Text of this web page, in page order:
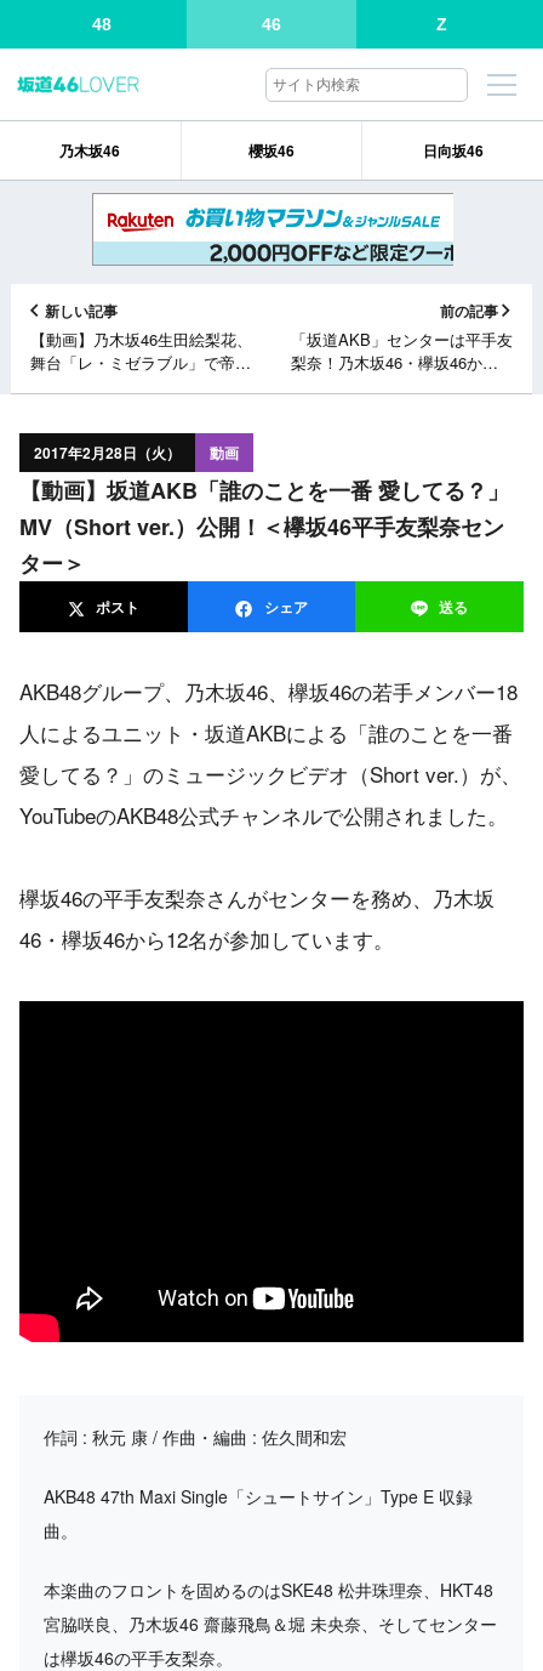
48 46 Z
乃木坂46 櫻坂46 日向坂46
新しい記事
【動画】乃木坂46生田絵梨花、
舞台「レ・ミゼラブル」で帝劇
前の記事
「坂道AKB」センターは平手友
梨奈！乃木坂46・欅坂46から
2017年2月28日（火） 動画
【動画】坂道AKB「誰のことを一番 愛してる？」
MV（Short ver.）公開！＜欅坂46平手友梨奈セン
ター＞
ポスト シェア 送る
AKB48グループ、乃木坂46、欅坂46の若手メンバー18
人によるユニット・坂道AKBによる「誰のことを一番
愛してる？」のミュージックビデオ（Short ver.）が、
YouTubeのAKB48公式チャンネルで公開されました。
欅坂46の平手友梨奈さんがセンターを務め、乃木坂
46・欅坂46から12名が参加しています。
作詞 : 秋元 康 / 作曲・編曲 : 佐久間和宏
AKB48 47th Maxi Single「シュートサイン」Type E 収録
曲。
本楽曲のフロントを固めるのはSKE48 松井珠理奈、HKT48
宮脇咲良、乃木坂46 齋藤飛鳥＆堀 未央奈、そしてセンター
は欅坂46の平手友梨奈。